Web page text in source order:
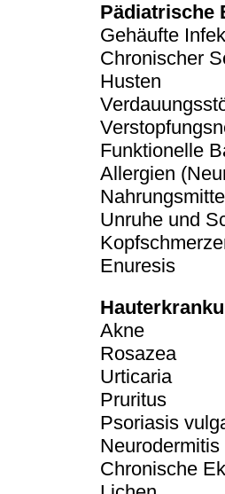
Pädiatrische
Gehäufte
Chronischer
Husten
Funktionelle
Allergien
Unruhe und
Enuresis
Akne
Rosazea
Urticaria
Pruritus
Psoriasis
Neurodermitis
Chronische